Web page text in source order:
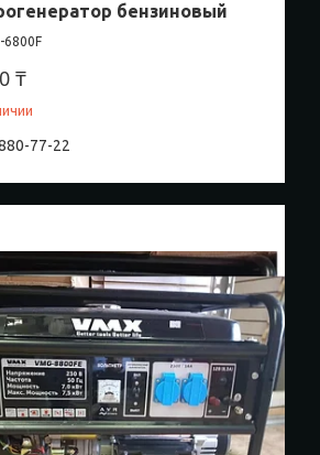
бензиновый
6800F
₸
77-22